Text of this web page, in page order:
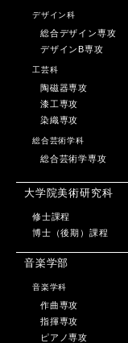
デザイン科
総合デザイン専攻
デザインB専攻
工芸科
陶磁器専攻
漆工専攻
染織専攻
総合芸術学科
総合芸術学専攻
大学院美術研究科
修士課程
博士（後期）課程
音楽学部
音楽学科
作曲専攻
指揮専攻
ピアノ専攻